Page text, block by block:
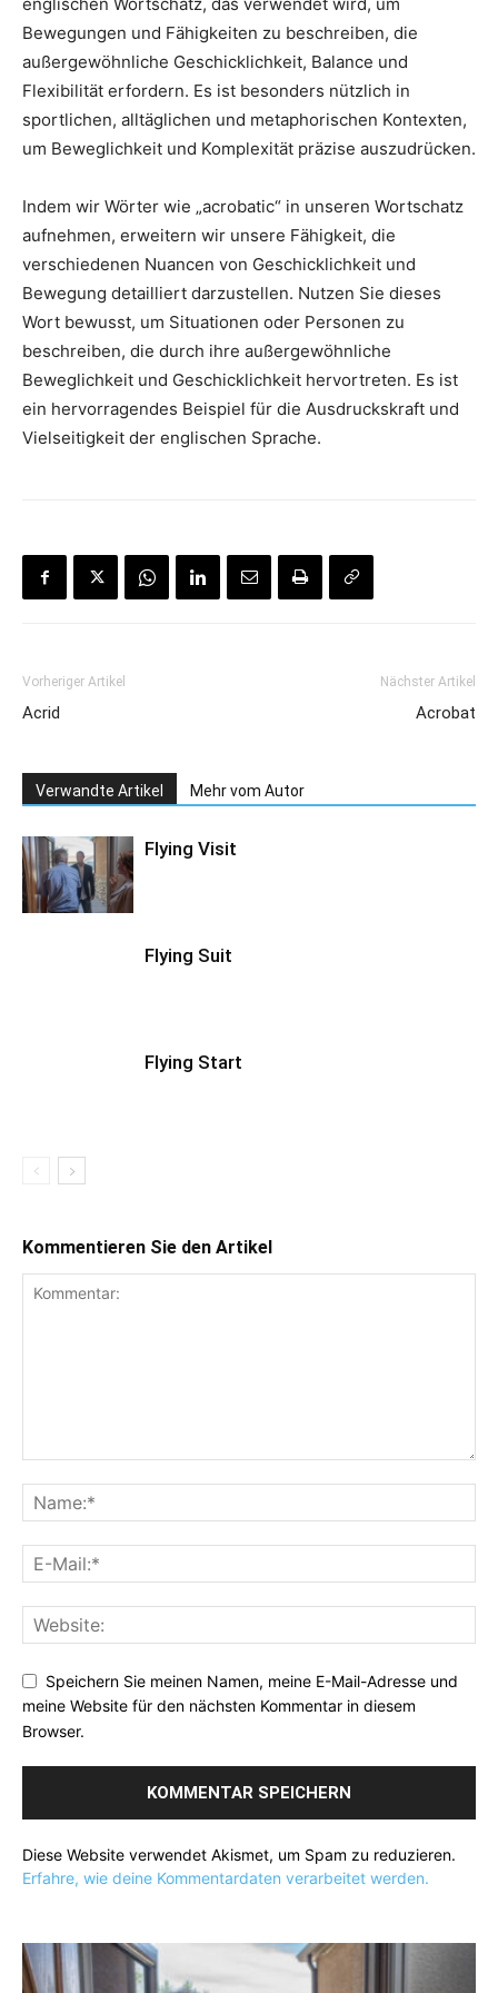
Bewegungen und Fähigkeiten zu beschreiben, die
außergewöhnliche Geschicklichkeit, Balance und
Flexibilität erfordern. Es ist besonders nützlich in
sportlichen, alltäglichen und metaphorischen Kontexten,
um Beweglichkeit und Komplexität präzise auszudrücken.
Indem wir Wörter wie „acrobatic“ in unseren Wortschatz
aufnehmen, erweitern wir unsere Fähigkeit, die
verschiedenen Nuancen von Geschicklichkeit und
Bewegung detailliert darzustellen. Nutzen Sie dieses
Wort bewusst, um Situationen oder Personen zu
beschreiben, die durch ihre außergewöhnliche
Beweglichkeit und Geschicklichkeit hervortreten. Es ist
ein hervorragendes Beispiel für die Ausdruckskraft und
Vielseitigkeit der englischen Sprache.
Vorheriger Artikel
Acrid
Nächster Artikel
Acrobat
Verwandte Artikel Mehr vom Autor
Flying Visit
Flying Suit
Flying Start
Kommentieren Sie den Artikel
Speichern Sie meinen Namen, meine E-Mail-Adresse und
meine Website für den nächsten Kommentar in diesem
Browser.
Diese Website verwendet Akismet, um Spam zu reduzieren.
Erfahre, wie deine Kommentardaten verarbeitet werden.